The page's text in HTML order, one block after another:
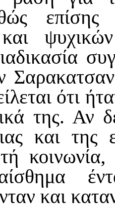
επίσης
ότι
της. Αν
και της
και